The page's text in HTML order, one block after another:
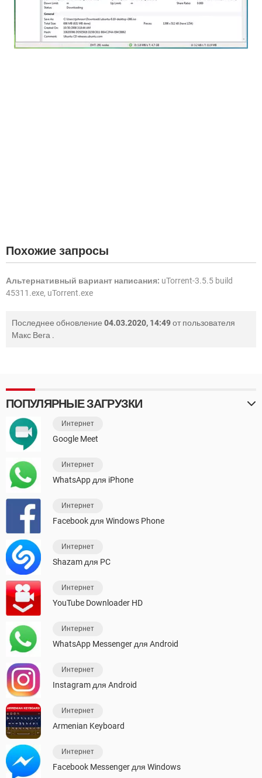
Похожие запросы
Альтернативный вариант написания: uTorrent-3.5.5 build
45311.exe, uTorrent.exe
Последнее обновление 04.03.2020, 14:49от пользователя
Макс Вега .
ПОПУЛЯРНЫЕ ЗАГРУЗКИ
Интернет
Google Meet
Интернет
WhatsApp для iPhone
Интернет
Facebook для Windows Phone
Интернет
Shazam для PC
Интернет
YouTube Downloader HD
Интернет
WhatsApp Messenger для Android
Интернет
Instagram для Android
Интернет
Armenian Keyboard
Интернет
Facebook Messenger для Windows